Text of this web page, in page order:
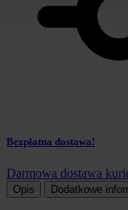
Bezpłatna dostawa!
Darmowa dostawa
Opis Dodatkowe